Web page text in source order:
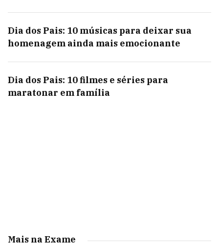
Dia dos Pais: 10 músicas para deixar sua
homenagem ainda mais emocionante
Dia dos Pais: 10 filmes e séries para
maratonar em família
Mais na Exame